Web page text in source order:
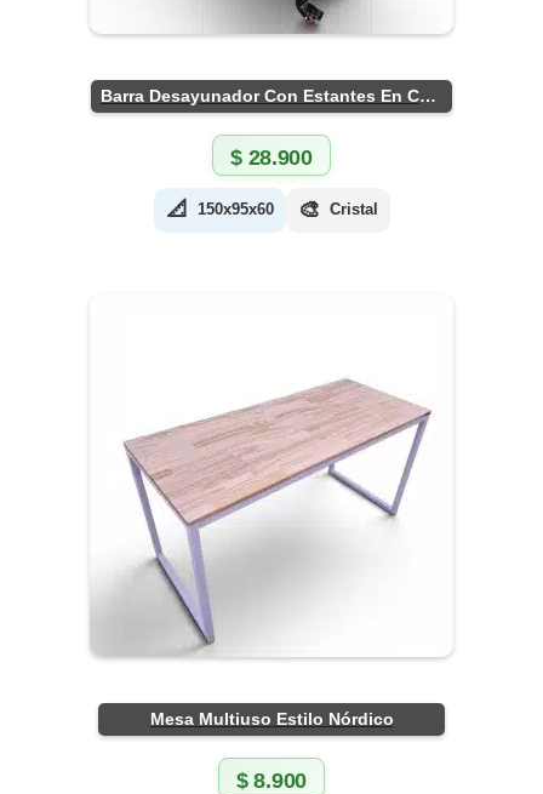
Barra Desayunador Con Estantes En Chapa
$28.900
📐 150x95x60 🎨 Cristal
Mesa Multiuso Estilo Nórdico
$8.900